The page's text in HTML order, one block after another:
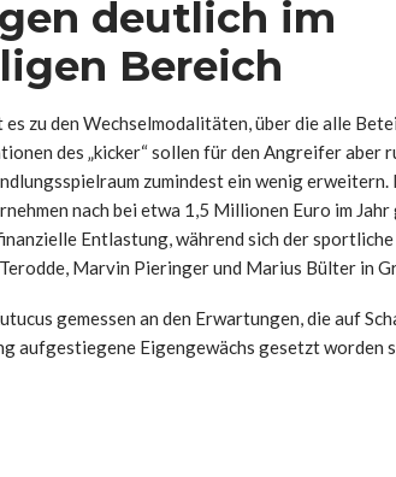
deutlich im
Bereich
zu den Wechselmodalitäten, über die alle
des „kicker“ sollen für den Angreifer aber
zumindest ein wenig
nach bei etwa 1,5 Millionen Euro im
Entlastung, während sich der
Marvin Pieringer und Marius Bülter in
gemessen an den Erwartungen, die auf
aufgestiegene Eigengewächs gesetzt worden